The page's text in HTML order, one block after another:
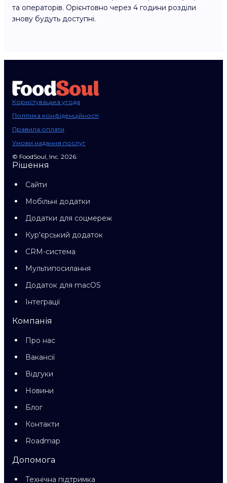
та операторів. Орієнтовно через 4 години розділи
знову будуть доступні.
Користувацька угода
Політика конфіденційності
Правила оплати
Умови надання послуг
© FoodSoul, Inc. 2026.
Рішення
Сайти
Мобільні додатки
Додатки для соцмереж
Кур'єрський додаток
CRM-система
Мультипосилання
Додаток для macOS
Інтеграції
Компанія
Про нас
Вакансії
Відгуки
Новини
Блог
Контакти
Roadmap
Допомога
Технічна підтримка